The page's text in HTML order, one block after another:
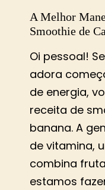
A Melhor
Smoothie de
Oi pessoal!
adora
de energia,
receita de
banana. A
de vitamina,
combina
estamos